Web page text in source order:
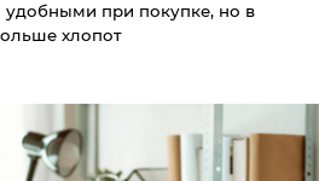
при покупке, но в
хлопот